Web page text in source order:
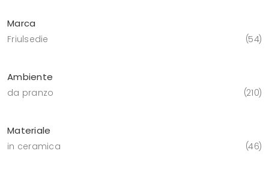
Marca
Friulsedie 54
Ambiente
da pranzo 210
Materiale
in ceramica 46